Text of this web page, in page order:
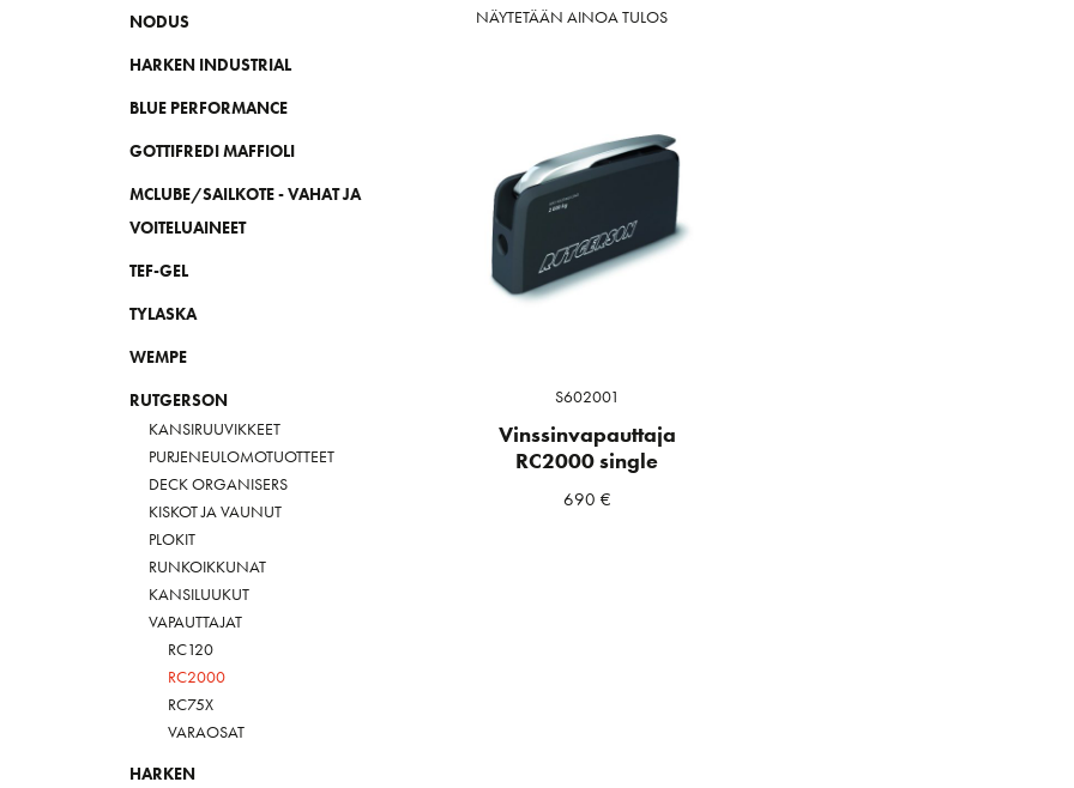
NODUS
HARKEN INDUSTRIAL
BLUE PERFORMANCE
GOTTIFREDI MAFFIOLI
MCLUBE/SAILKOTE - VAHAT JA
VOITELUAINEET
TEF-GEL
TYLASKA
WEMPE
RUTGERSON
KANSIRUUVIKKEET
PURJENEULOMOTUOTTEET
DECK ORGANISERS
KISKOT JA VAUNUT
PLOKIT
RUNKOIKKUNAT
KANSILUUKUT
VAPAUTTAJAT
RC120
RC2000
RC75X
VARAOSAT
HARKEN
NÄYTETÄÄN AINOA TULOS
S602001
Vinssinvapauttaja
RC2000 single
690 €